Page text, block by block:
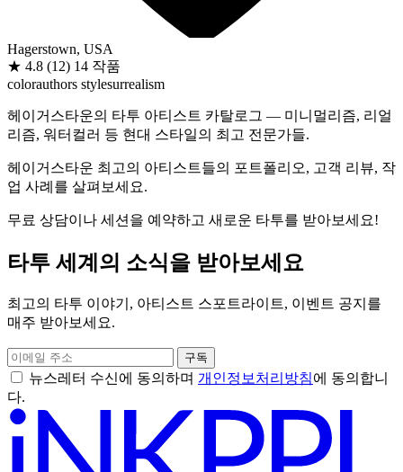
Hagerstown, USA
★ 4.8 (12) 14 작품
colorauthors stylesurrealism
헤이거스타운의 타투 아티스트 카탈로그 — 미니멀리즘, 리얼
리즘, 워터컬러 등 현대 스타일의 최고 전문가들.
헤이거스타운 최고의 아티스트들의 포트폴리오, 고객 리뷰, 작
업 사례를 살펴보세요.
무료 상담이나 세션을 예약하고 새로운 타투를 받아보세요!
타투 세계의 소식을 받아보세요
최고의 타투 이야기, 아티스트 스포트라이트, 이벤트 공지를
매주 받아보세요.
구독
뉴스레터 수신에 동의하며 개인정보처리방침에 동의합니
다.